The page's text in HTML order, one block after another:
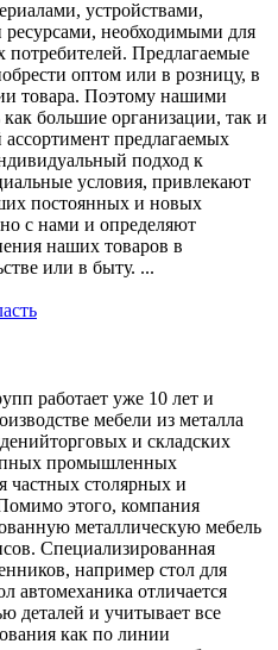
устройствами,
ресурсами, необходимыми для
Предлагаемые
оптом или в розницу, в
товара. Поэтому нашими
большие организации, так и
предлагаемых
подход к
условия, привлекают
постоянных и новых
с нами и определяют
наших товаров в
или в быту. ...
работает уже 10 лет и
мебели из металла
и складских
промышленных
частных столярных и
этого, компания
металлическую мебель
Специализированная
например стол для
автомеханика отличается
деталей и учитывает все
как по линии